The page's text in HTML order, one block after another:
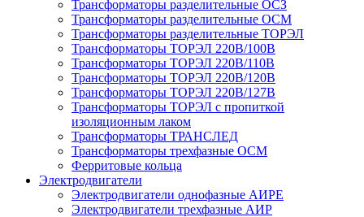
Трансформаторы разделительные ОСЗ
Трансформаторы разделительные ОСМ
Трансформаторы разделительные ТОРЭЛ
Трансформаторы ТОРЭЛ 220В/100В
Трансформаторы ТОРЭЛ 220В/110В
Трансформаторы ТОРЭЛ 220В/120В
Трансформаторы ТОРЭЛ 220В/127В
Трансформаторы ТОРЭЛ с пропиткой
изоляционным лаком
Трансформаторы ТРАНСЛЕД
Трансформаторы трехфазные ОСМ
Ферритовые кольца
Электродвигатели
Электродвигатели однофазные АИРЕ
Электродвигатели трехфазные АИР